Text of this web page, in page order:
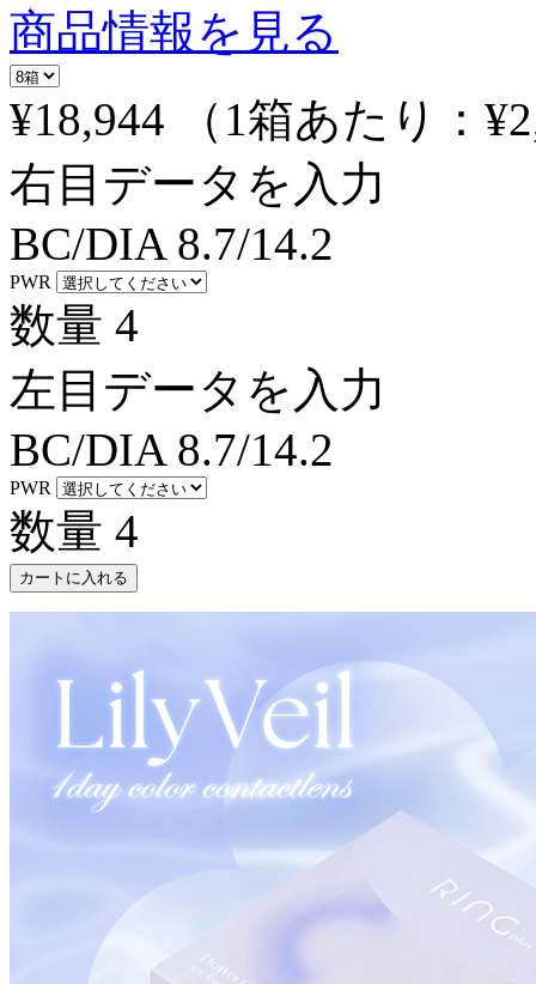
商品情報を見る
¥18,944
（1箱あたり：
右目データを入力
BC/DIA 8.7/14.2
PWR
数量 4
左目データを入力
BC/DIA 8.7/14.2
PWR
数量 4
カートに入れる